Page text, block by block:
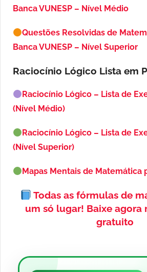
Banca VUNESP – Nível Médio
Questões Resolvidas de
Banca VUNESP – Nível Superior
Raciocínio Lógico Lista em
Raciocínio Lógico – Lista de
(Nível Médio)
Raciocínio Lógico – Lista de
(Nível Superior)
Mapas Mentais de Matemática
Todas as fórmulas de
um só lugar! Baixe agora
gratuito